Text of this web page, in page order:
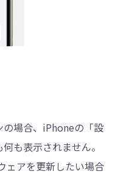
場合、iPhoneの「設
も表示されません。
ェアを更新したい場合